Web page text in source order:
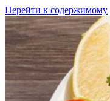
Перейти к содержимому